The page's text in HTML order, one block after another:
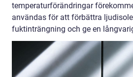
temperaturförändringar
användas för att förbättra
fuktinträngning och ge en